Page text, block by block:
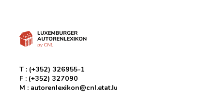
T : (+352) 326955-1
F : (+352) 327090
M : autorenlexikon@cnl.etat.lu